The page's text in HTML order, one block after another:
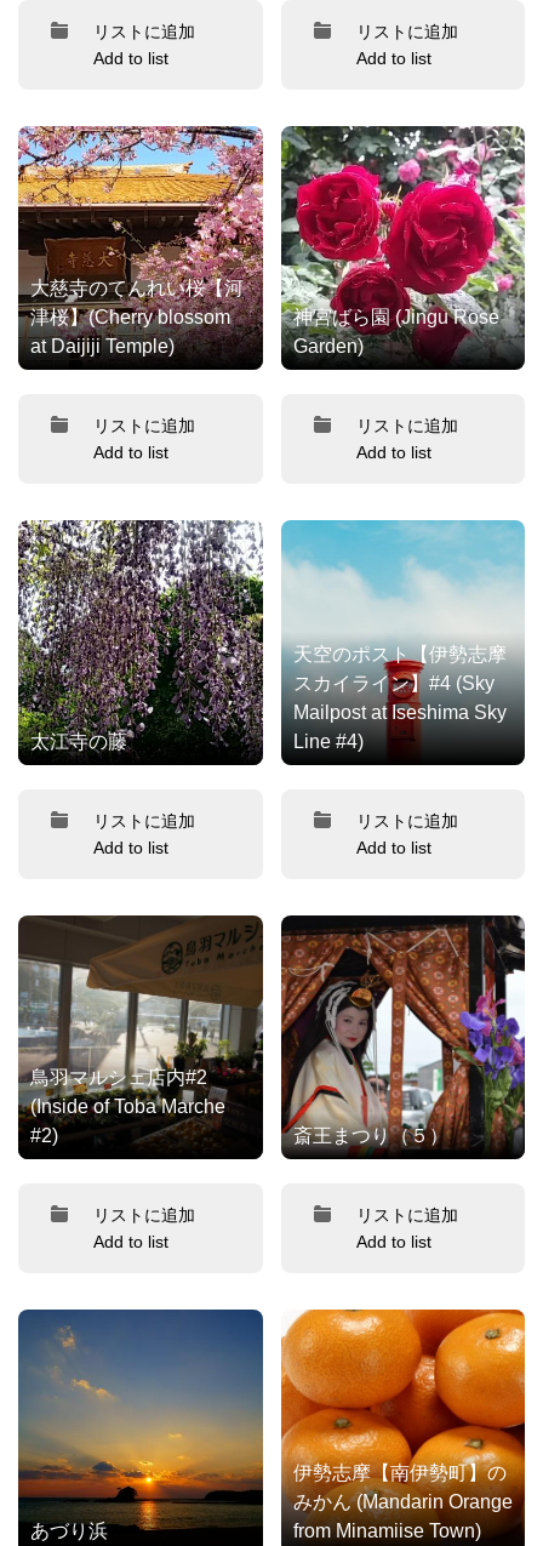
リストに追加
Add to list
リストに追加
Add to list
大慈寺のてんれい桜【河
津桜】(Cherry blossom
at Daijiji Temple)
リストに追加
Add to list
神宮ばら園 (Jingu Rose
Garden)
リストに追加
Add to list
太江寺の藤
リストに追加
Add to list
天空のポスト【伊勢志摩
スカイライン】#4 (Sky
Mailpost at Iseshima Sky
Line #4)
リストに追加
Add to list
鳥羽マルシェ店内#2
(Inside of Toba Marche
#2)
リストに追加
Add to list
斎王まつり（５）
リストに追加
Add to list
あづり浜
伊勢志摩【南伊勢町】の
みかん (Mandarin Orange
from Minamiise Town)